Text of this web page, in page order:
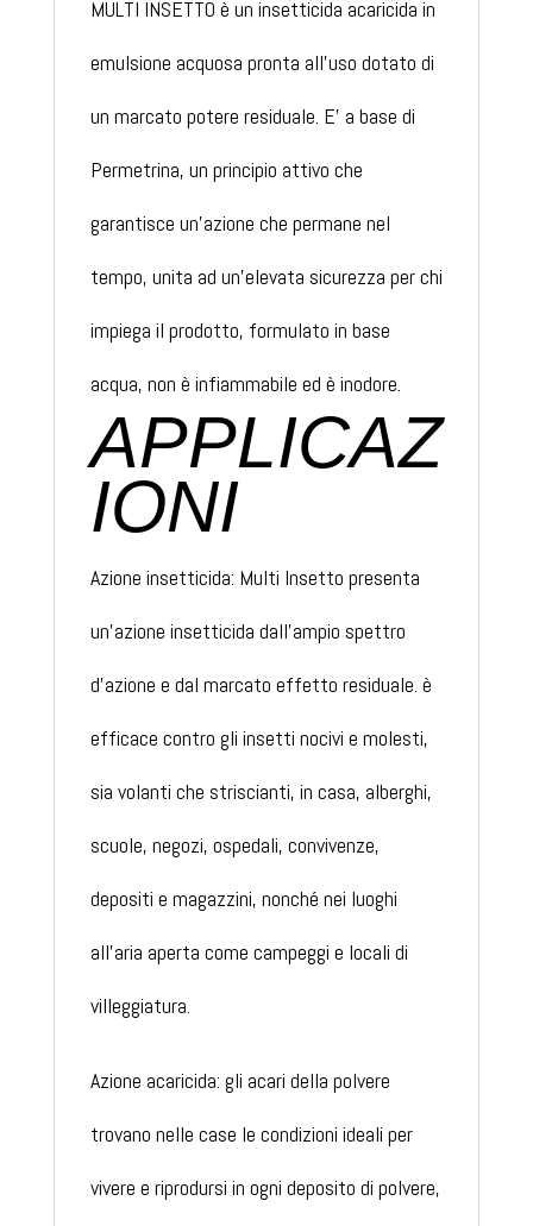
MULTI INSETTO è un insetticida acaricida in
emulsione acquosa pronta all’uso dotato di
un marcato potere residuale. E’ a base di
Permetrina, un principio attivo che
garantisce un’azione che permane nel
tempo, unita ad un’elevata sicurezza per chi
impiega il prodotto, formulato in base
acqua, non è infiammabile ed è inodore.
APPLICAZ
IONI
Azione insetticida: Multi Insetto presenta
un’azione insetticida dall’ampio spettro
d’azione e dal marcato effetto residuale. è
efficace contro gli insetti nocivi e molesti,
sia volanti che striscianti, in casa, alberghi,
scuole, negozi, ospedali, convivenze,
depositi e magazzini, nonché nei luoghi
all’aria aperta come campeggi e locali di
villeggiatura.
Azione acaricida: gli acari della polvere
trovano nelle case le condizioni ideali per
vivere e riprodursi in ogni deposito di polvere,